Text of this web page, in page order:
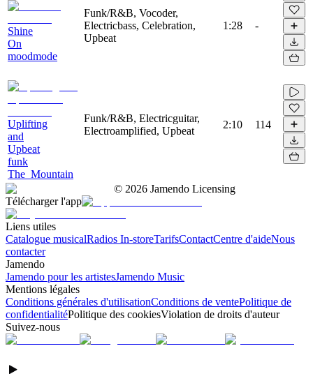
Shine
On
moodmode
Funk/R&B, Vocoder,
Electricbass, Celebration,
Upbeat
1:28 -
Uplifting
and
Upbeat
funk
The_Mountain
Funk/R&B, Electricguitar,
Electroamplified, Upbeat
2:10 114
© 2026 Jamendo Licensing
Télécharger l'app
Liens utiles
Catalogue musicalRadios In-storeTarifsContactCentre d'aideNous
contacter
Jamendo
Jamendo pour les artistesJamendo Music
Mentions légales
Conditions générales d'utilisationConditions de ventePolitique de
confidentialitéPolitique des cookiesViolation de droits d'auteur
Suivez-nous